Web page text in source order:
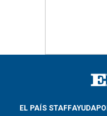
EL PAÍS STAFFAYUDA